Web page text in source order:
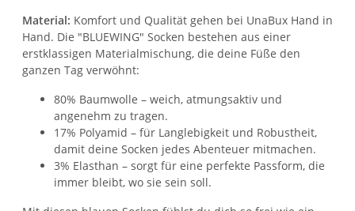
Material: Komfort und Qualität gehen bei UnaBux Hand in
Hand. Die "BLUEWING" Socken bestehen aus einer
erstklassigen Materialmischung, die deine Füße den
ganzen Tag verwöhnt:
80% Baumwolle – weich, atmungsaktiv und
angenehm zu tragen.
17% Polyamid – für Langlebigkeit und Robustheit,
damit deine Socken jedes Abenteuer mitmachen.
3% Elasthan – sorgt für eine perfekte Passform, die
immer bleibt, wo sie sein soll.